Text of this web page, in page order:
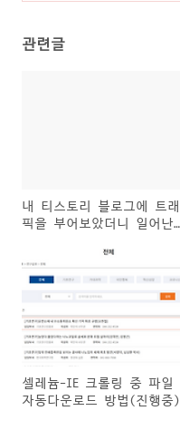
관련글
내 티스토리 블로그에 트래
픽을 부어보았더니 일어난
셀레늄-IE 크롤링 중 파일
자동다운로드 방법(진행중)